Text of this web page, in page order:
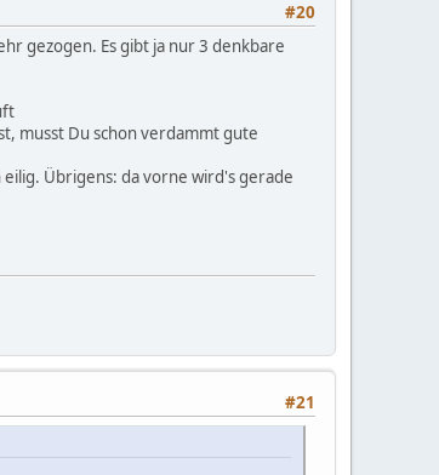
#20
gezogen. Es gibt ja nur 3 denkbare
musst Du schon verdammt gute
Übrigens: da vorne wird's gerade
#21